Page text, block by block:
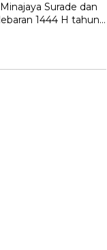
Surade dan
1444 H tahun…